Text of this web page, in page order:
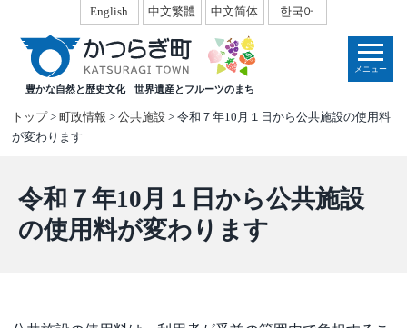
豊かな自然と歴史文化 世界遺産とフルーツのまち
English 中文繁體 中文简体 한국어
メニュー
トップ>町政情報 >公共施設 > 令和７年10月１日から公共施設の使用料
が変わります
令和７年10月１日から公共施設
の使用料が変わります